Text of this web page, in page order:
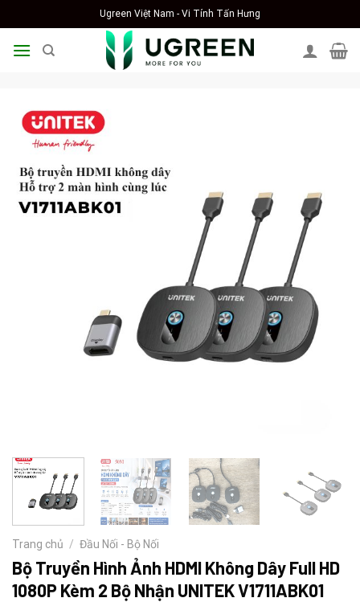
to
content
Ugreen Việt Nam - Vi Tính Tấn Hưng
Trang chủ / Đầu Nối - Bộ Nối
Bộ Truyền Hình Ảnh HDMI Không Dây Full HD
1080P Kèm 2 Bộ Nhận UNITEK V1711ABK01